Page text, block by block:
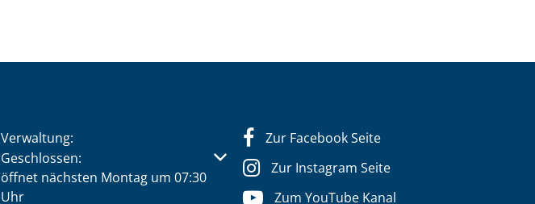
Verwaltung:
Klicken, um weitere Öffnungs- oder Schließzeiten auszublenden
Geschlossen:
öffnet nächsten Montag um 07:30
Uhr
Zur Facebook Seite
Zur Instagram Seite
Zum YouTube Kanal